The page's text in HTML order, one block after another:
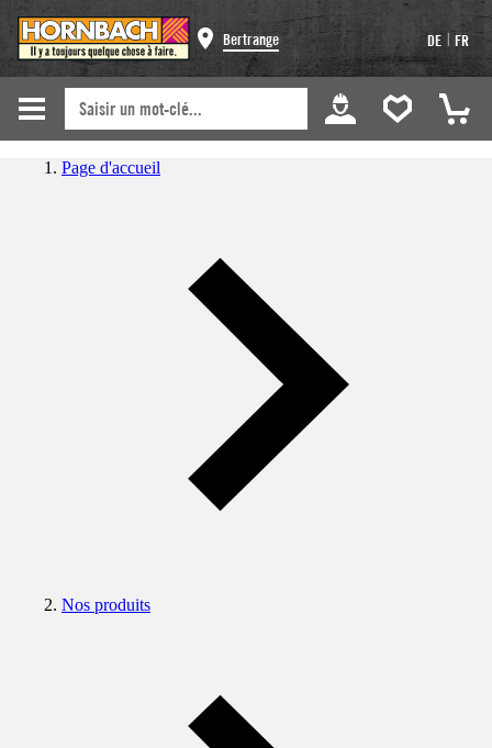
Bertrange DE | FR
Page d'accueil
Nos produits